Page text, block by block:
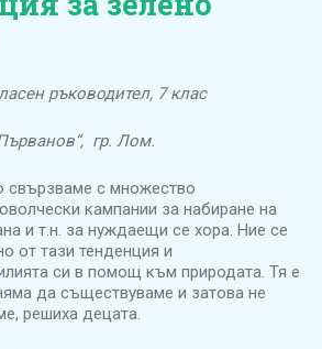
ръководител, 7 клас
гр. Лом.
свързваме с множество
кампании за набиране на
и т.н. за нуждаещи се хора. Ние се
от тази тенденция и
си в помощ към природата. Тя е
да съществуваме и затова не
решиха децата.